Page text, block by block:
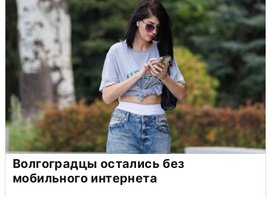
Волгоградцы остались без
мобильного интернета